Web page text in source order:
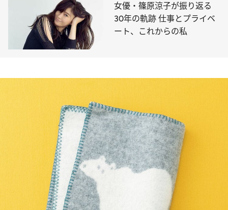
女優・篠原涼子が振り返る
30年の軌跡 仕事とプライベ
ート、これからの私